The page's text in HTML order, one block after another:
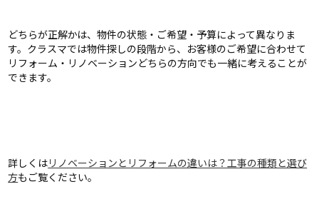
どちらが正解かは、物件の状態・ご希望・予算によって異なりま
す。クラスマでは物件探しの段階から、お客様のご希望に合わせて
リフォーム・リノベーションどちらの方向でも一緒に考えることが
できます。
詳しくはリノベーションとリフォームの違いは？工事の種類と選び
方もご覧ください。